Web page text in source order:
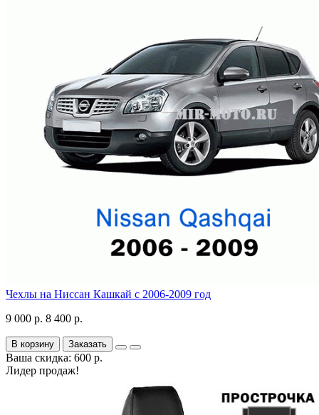
Чехлы на Ниссан Кашкай с 2006-2009 год
9 000 р. 8 400 р.
В корзину Заказать
Ваша скидка: 600 р.
Лидер продаж!